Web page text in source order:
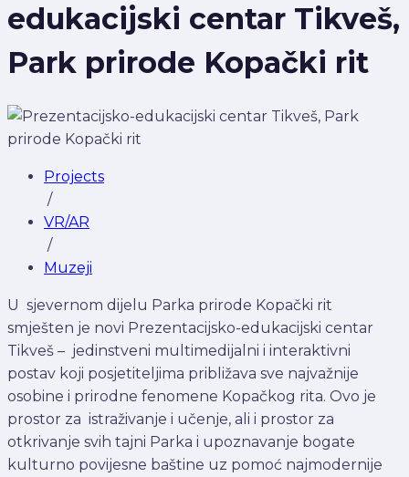
edukacijski centar Tikveš,
Park prirode Kopački rit
Projects
/
VR/AR
/
Muzeji
U sjevernom dijelu Parka prirode Kopački rit
smješten je novi Prezentacijsko-edukacijski centar
Tikveš – jedinstveni multimedijalni i interaktivni
postav koji posjetiteljima približava sve najvažnije
osobine i prirodne fenomene Kopačkog rita. Ovo je
prostor za istraživanje i učenje, ali i prostor za
otkrivanje svih tajni Parka i upoznavanje bogate
kulturno povijesne baštine uz pomoć najmodernije